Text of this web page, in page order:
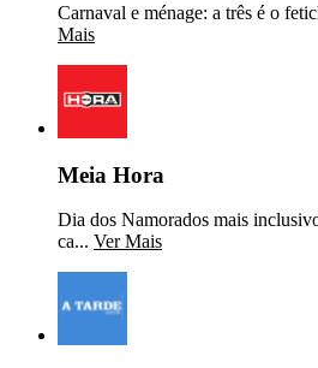
Carnaval e ménage: a três é o
Mais
Meia Hora
Dia dos Namorados mais
ca... Ver Mais